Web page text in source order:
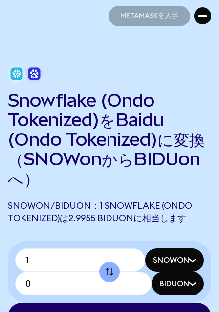
METAMASKを入手
Snowflake (Ondo
Tokenized)をBaidu
(Ondo Tokenized)に変換
（SNOWonからBIDUon
へ）
SNOWON/BIDUON：1 SNOWFLAKE (ONDO
TOKENIZED)は2.9955 BIDUONに相当します
SNOWON
BIDUON